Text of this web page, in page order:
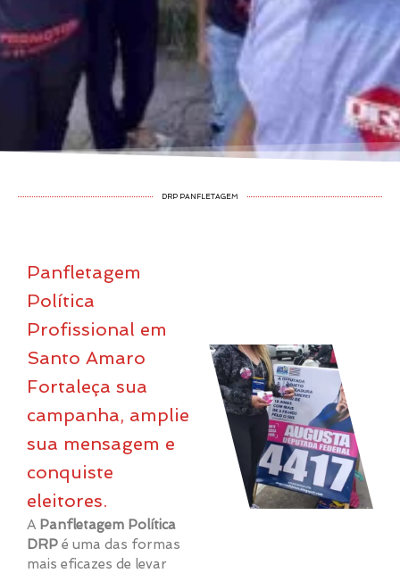
DRP PANFLETAGEM
Panfletagem
Política
Profissional em
Santo Amaro
Fortaleça sua
campanha, amplie
sua mensagem e
conquiste
eleitores.
A Panfletagem Política
DRP é uma das formas
mais eficazes de levar